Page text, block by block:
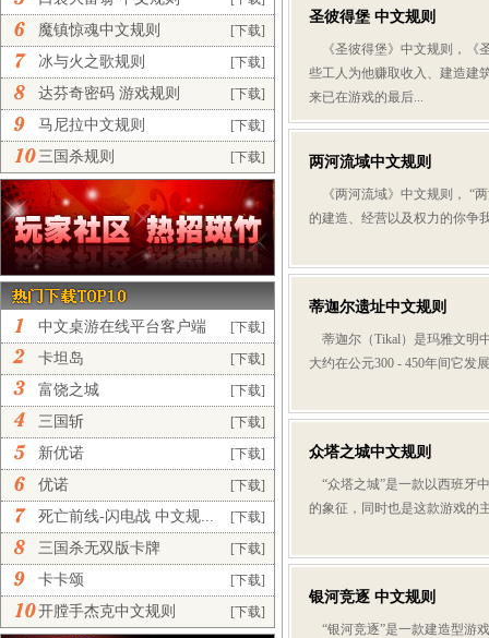
[下载]
魔镇惊魂中文规则
[下载]
冰与火之歌规则
[下载]
达芬奇密码 游戏规则
[下载]
马尼拉中文规则
[下载]
三国杀规则
[下载]
中文桌游在线平台客户端
正... [下载]
卡坦岛
[下载]
富饶之城
[下载]
三国斩
[下载]
新优诺
[下载]
优诺
[下载]
死亡前线-闪电战 中文规...
[下载]
三国杀无双版卡牌
[下载]
卡卡颂
[下载]
开膛手杰克中文规则
圣彼得堡 中文规则
《圣彼得堡》中文规则，《
些工人为他赚取收入、建造建
来已在游戏的最后...
两河流域中文规则
《两河流域》中文规则， “
的建造、经营以及权力的你争
蒂迦尔遗址中文规则
蒂迦尔（Tikal）是玛雅文明
大约在公元300 - 450年间它发
众塔之城中文规则
“众塔之城”是一款以西班牙
的象征，同时也是这款游戏的
银河竞逐 中文规则
“银河竞逐”是一款建造型游